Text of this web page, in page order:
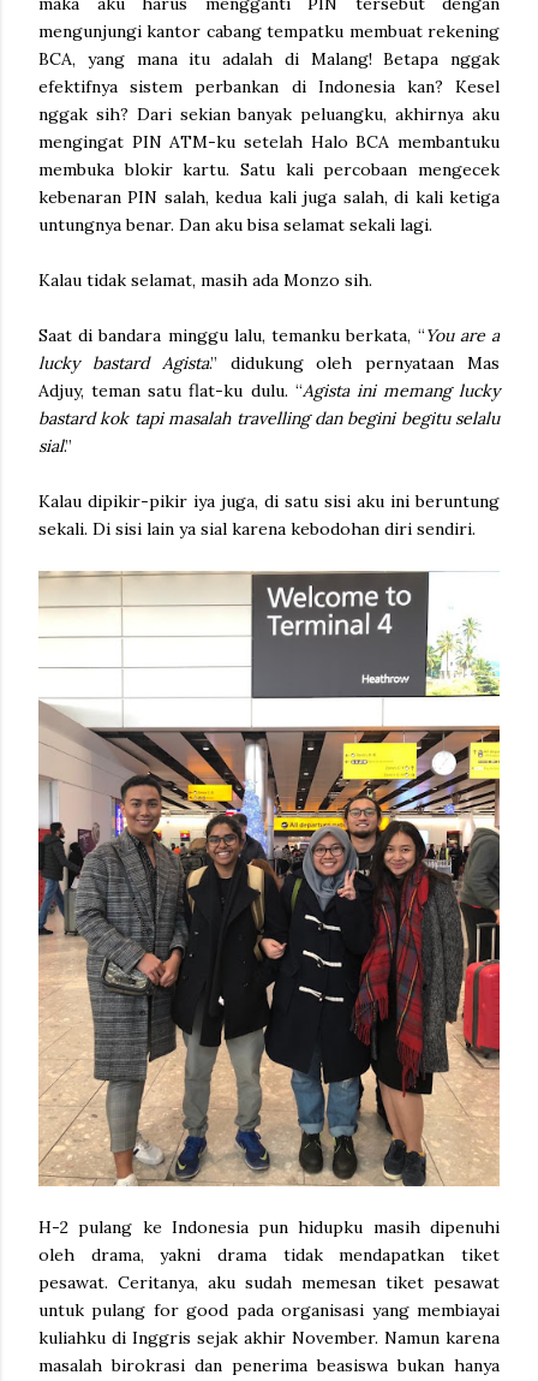
mengunjungi kantor cabang tempatku membuat rekening
BCA, yang mana itu adalah di Malang! Betapa nggak
efektifnya sistem perbankan di Indonesia kan? Kesel
nggak sih? Dari sekian banyak peluangku, akhirnya aku
mengingat PIN ATM-ku setelah Halo BCA membantuku
membuka blokir kartu. Satu kali percobaan mengecek
kebenaran PIN salah, kedua kali juga salah, di kali ketiga
untungnya benar. Dan aku bisa selamat sekali lagi.
Kalau tidak selamat, masih ada Monzo sih.
Saat di bandara minggu lalu, temanku berkata, “You are a
lucky bastard Agista.” didukung oleh pernyataan Mas
Adjuy, teman satu flat-ku dulu. “Agista ini memang lucky
bastard kok tapi masalah travelling dan begini begitu selalu
sial.”
Kalau dipikir-pikir iya juga, di satu sisi aku ini beruntung
sekali. Di sisi lain ya sial karena kebodohan diri sendiri.
H-2 pulang ke Indonesia pun hidupku masih dipenuhi
oleh drama, yakni drama tidak mendapatkan tiket
pesawat. Ceritanya, aku sudah memesan tiket pesawat
untuk pulang for good pada organisasi yang membiayai
kuliahku di Inggris sejak akhir November. Namun karena
masalah birokrasi dan penerima beasiswa bukan hanya